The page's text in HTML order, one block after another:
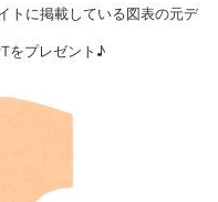
トに掲載している図表の元デ
をプレゼント♪